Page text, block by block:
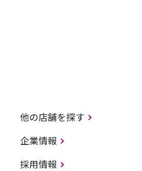
他の店舗を探す
企業情報
採用情報